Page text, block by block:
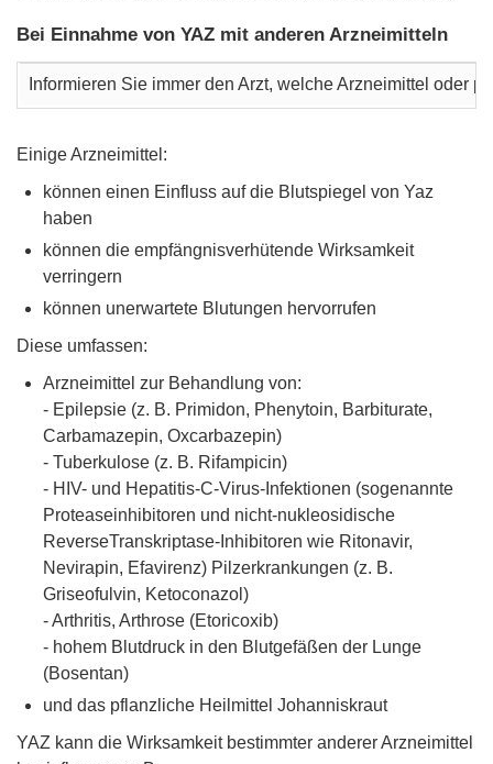
Bei Einnahme von YAZ mit anderen Arzneimitteln
Informieren Sie immer den Arzt, welche Arzneimittel oder
Einige Arzneimittel:
können einen Einfluss auf die Blutspiegel von Yaz
haben
können die empfängnisverhütende Wirksamkeit
verringern
können unerwartete Blutungen hervorrufen
Diese umfassen:
Arzneimittel zur Behandlung von:
- Epilepsie (z. B. Primidon, Phenytoin, Barbiturate,
Carbamazepin, Oxcarbazepin)
- Tuberkulose (z. B. Rifampicin)
- HIV- und Hepatitis-C-Virus-Infektionen (sogenannte
Proteaseinhibitoren und nicht-nukleosidische
ReverseTranskriptase-Inhibitoren wie Ritonavir,
Nevirapin, Efavirenz) Pilzerkrankungen (z. B.
Griseofulvin, Ketoconazol)
- Arthritis, Arthrose (Etoricoxib)
- hohem Blutdruck in den Blutgefäßen der Lunge
(Bosentan)
und das pflanzliche Heilmittel Johanniskraut
YAZ kann die Wirksamkeit bestimmter anderer Arzneimittel